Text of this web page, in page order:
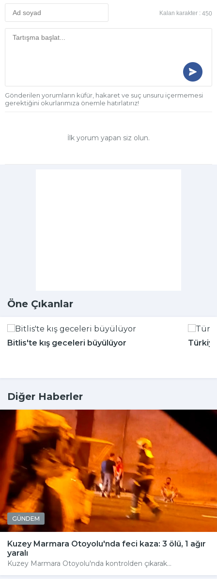
Kalan karakter : 450
Gönderilen yorumların küfür, hakaret ve suç unsuru içermemesi
gerektiğini okurlarımıza önemle hatırlatırız!
İlk yorum yapan siz olun.
Öne Çıkanlar
Bitlis'te kış geceleri büyülüyor
Diğer Haberler
GÜNDEM
Kuzey Marmara Otoyolu'nda feci kaza: 3 ölü, 1 ağır
yaralı
Kuzey Marmara Otoyolu'nda kontrolden çıkarak...